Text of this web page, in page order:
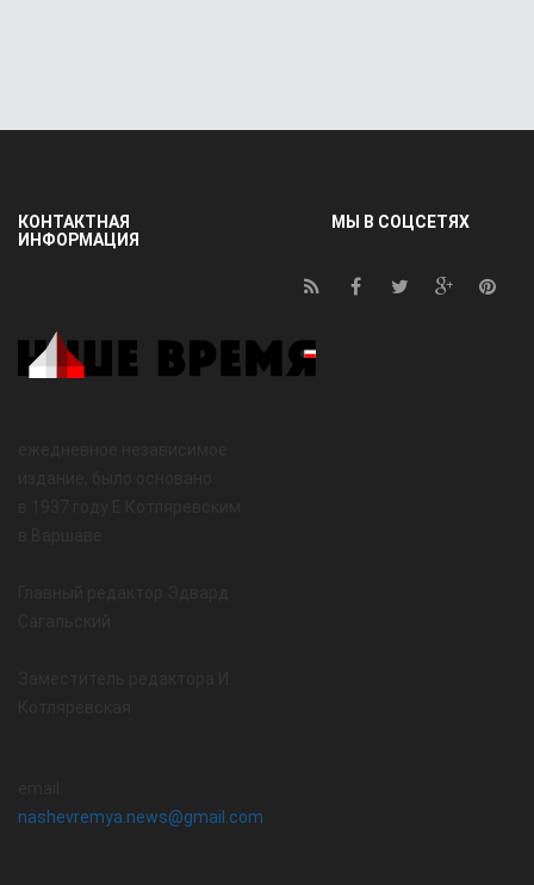
КОНТАКТНАЯ
ИНФОРМАЦИЯ
nashevremya.news@gmail.com
МЫ В СОЦСЕТЯХ